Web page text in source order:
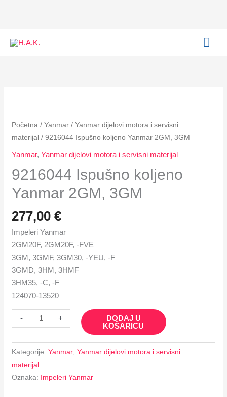
Početna /Yanmar /Yanmar dijelovi motora i servisni
materijal / 9216044 Ispušno koljeno Yanmar 2GM, 3GM
Yanmar,Yanmar dijelovi motora i servisni materijal
9216044 Ispušno koljeno
Yanmar 2GM, 3GM
277,00€
Impeleri Yanmar
2GM20F, 2GM20F, -FVE
3GM, 3GMF, 3GM30, -YEU, -F
3GMD, 3HM, 3HMF
3HM35, -C, -F
124070-13520
-
koljeno
Yanmar
3GM
količina
+
DODAJ U
KOŠARICU
Kategorije:Yanmar,Yanmar dijelovi motora i servisni
materijal
Oznaka:
Impeleri Yanmar